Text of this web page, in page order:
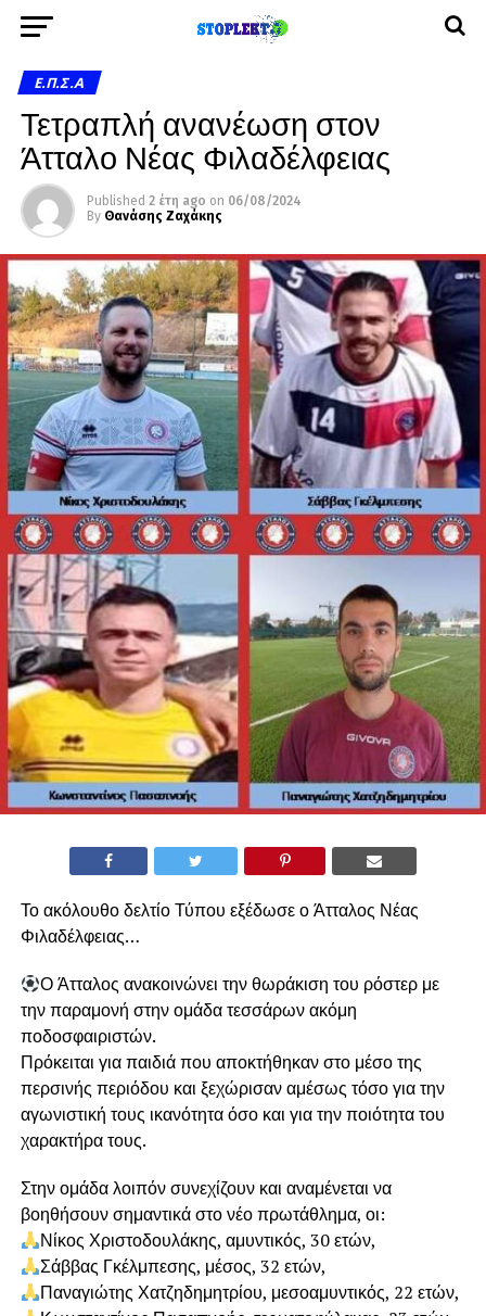
Ε.Π.Σ.Α
Τετραπλή ανανέωση στον
Άτταλο Νέας Φιλαδέλφειας
Published 2 έτη ago on 06/08/2024
By Θανάσης Ζαχάκης
Το ακόλουθο δελτίο Τύπου εξέδωσε ο Άτταλος Νέας
Φιλαδέλφειας…
Ο Άτταλος ανακοινώνει την θωράκιση του ρόστερ με
την παραμονή στην ομάδα τεσσάρων ακόμη
ποδοσφαιριστών.
Πρόκειται για παιδιά που αποκτήθηκαν στο μέσο της
περσινής περιόδου και ξεχώρισαν αμέσως τόσο για την
αγωνιστική τους ικανότητα όσο και για την ποιότητα του
χαρακτήρα τους.
Στην ομάδα λοιπόν συνεχίζουν και αναμένεται να
βοηθήσουν σημαντικά στο νέο πρωτάθλημα, οι:
Νίκος Χριστοδουλάκης, αμυντικός, 30 ετών,
Σάββας Γκέλμπεσης, μέσος, 32 ετών,
Παναγιώτης Χατζηδημητρίου, μεσοαμυντικός, 22 ετών,